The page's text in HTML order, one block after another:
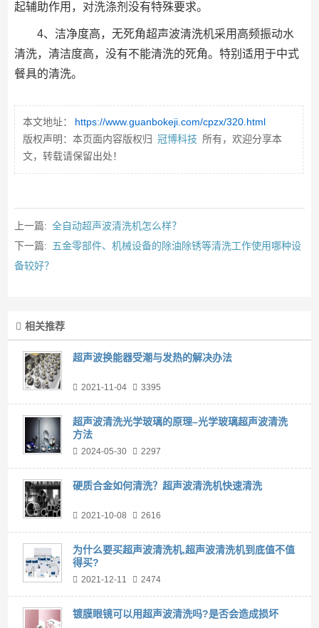
起辅助作用，对洗涤剂没有特殊要求。
4、洁净度高，无死角超声波清洗机采用高频振动水
清洗，清洁度高，没有不能清洗的死角。特别适用于中式
餐具的清洗。
本文地址：
https://www.guanbokeji.com/cpzx/320.html
版权声明：本页面内容版权归 冠博科技 所有，欢迎分享本
文，转载请保留出处！
上一篇: 全自动超声波清洗机怎么样？
下一篇: 五金零部件、机械设备的除油除锈等清洗工作使用哪种设
备较好？
相关推荐
超声波换能器受潮与发热的解决办法
2021-11-04 3395
超声波清洗光学玻璃的原理–光学玻璃超声波清洗
方法
2024-05-30 2297
硬质合金如何清洗？超声波清洗机快速清洗
2021-10-08 2616
为什么要买超声波清洗机,超声波清洗机到底值不值
得买?
2021-12-11 2474
镀膜眼镜可以用超声波清洗吗?是否会造成损坏